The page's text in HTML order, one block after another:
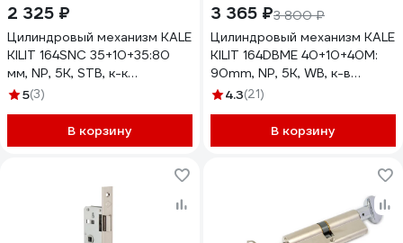
2 325 ₽
Цилиндровый механизм KALE
KILIT 164SNC 35+10+35:80
мм, NP, 5K, STB, к-к
164SNC00177
5(3)
В корзину
3 365 ₽3 800 ₽
Цилиндровый механизм KALE
KILIT 164DBME 40+10+40M:
90mm, NP, 5K, WB, к-в
164DBME0026
4.3(21)
В корзину